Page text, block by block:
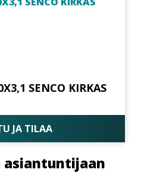
SENCO KIRKAS
JA TILAA